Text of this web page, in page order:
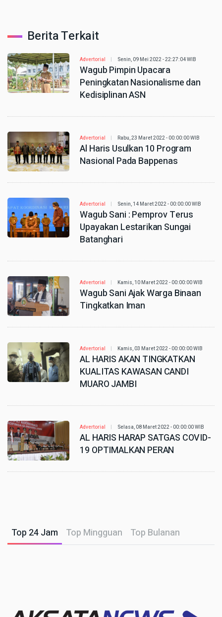
Berita Terkait
Advertorial Senin, 09 Mei 2022 - 22:27:04 WIB
Wagub Pimpin Upacara
Peningkatan Nasionalisme dan
Kedisiplinan ASN
Advertorial Rabu, 23 Maret 2022 - 00:00:00 WIB
Al Haris Usulkan 10 Program
Nasional Pada Bappenas
Advertorial Senin, 14 Maret 2022 - 00:00:00 WIB
Wagub Sani : Pemprov Terus
Upayakan Lestarikan Sungai
Batanghari
Advertorial Kamis, 10 Maret 2022 - 00:00:00 WIB
Wagub Sani Ajak Warga Binaan
Tingkatkan Iman
Advertorial Kamis, 03 Maret 2022 - 00:00:00 WIB
AL HARIS AKAN TINGKATKAN
KUALITAS KAWASAN CANDI
MUARO JAMBI
Advertorial Selasa, 08 Maret 2022 - 00:00:00 WIB
AL HARIS HARAP SATGAS COVID-
19 OPTIMALKAN PERAN
Top 24 Jam Top Mingguan Top Bulanan